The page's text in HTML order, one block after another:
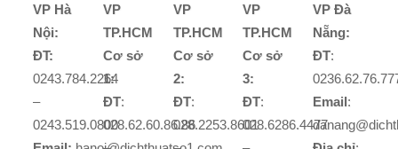
VP Hà
Nội:
ĐT:
0243.784.2264
–
0243.519.0800
VP
TP.HCM
Cơ sở
1:
ĐT:
028.62.60.86.86
VP
TP.HCM
Cơ sở
2:
ĐT:
028.2253.8601
VP
TP.HCM
Cơ sở
3:
ĐT:
028.6286.4477
VP Đà
Nẵng:
ĐT:
Email: